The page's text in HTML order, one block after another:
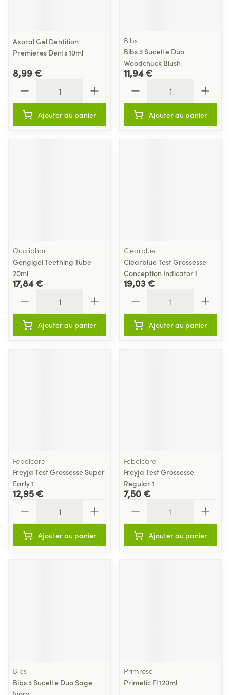
Axoral Gel Dentition
Premieres Dents 10ml
8,99 €
Ajouter au panier
Bibs
Bibs 3 Sucette Duo
Woodchuck Blush
11,94 €
Ajouter au panier
Qualiphar
Gengigel Teething Tube
20ml
17,84 €
Ajouter au panier
Clearblue
Clearblue Test Grossesse
Conception Indicator 1
19,03 €
Ajouter au panier
Febelcare
Freyja Test Grossesse Super
Early 1
12,95 €
Ajouter au panier
Febelcare
Freyja Test Grossesse
Regular 1
7,50 €
Ajouter au panier
Bibs
Bibs 3 Sucette Duo Sage
Primrose
Primetic Fl 120ml